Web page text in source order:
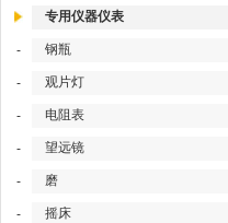
专用仪器仪表
- 钢瓶
- 观片灯
- 电阻表
- 望远镜
- 磨
- 摇床